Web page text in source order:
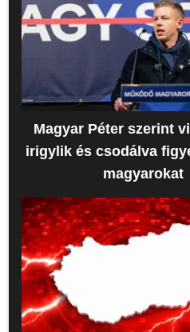
Magyar Péter szerint
irigylik és csodálva
magyarokat